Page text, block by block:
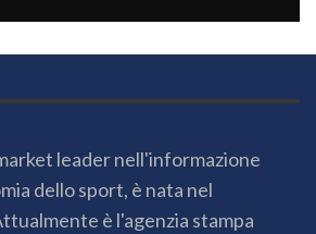
leader nell'informazione
dello sport, è nata nel
è l'agenzia stampa